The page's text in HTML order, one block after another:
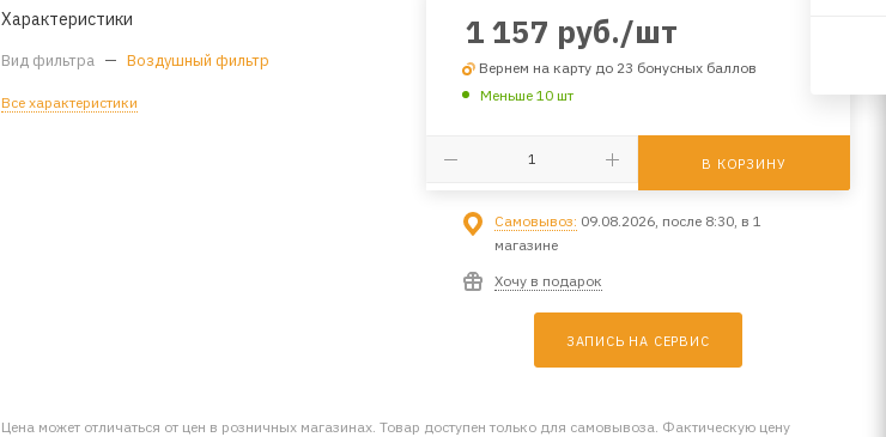
Характеристики
Вид фильтра — Воздушный фильтр
Все характеристики
1 157 руб./шт
Вернем на карту до 23 бонусных баллов
Меньше 10 шт
В КОРЗИНУ
Самовывоз: 09.08.2026, после 8:30, в 1
магазине
Хочу в подарок
ЗАПИСЬ НА СЕРВИС
Цена может отличаться от цен в розничных магазинах. Товар доступен только для самовывоза. Фактическую цену